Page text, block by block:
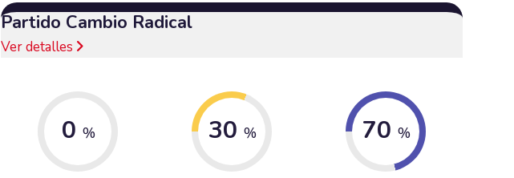
Partido Cambio Radical
Ver detalles
0 % 30 % 70 %